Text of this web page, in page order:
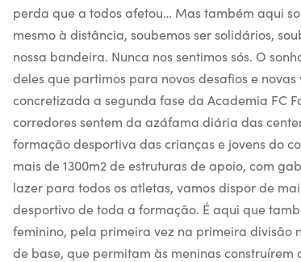
perda que a todos afetou… Mas também aqui
mesmo à distância, soubemos ser solidários,
nossa bandeira. Nunca nos sentimos sós. O
deles que partimos para novos desafios e
concretizada a segunda fase da Academia FC
corredores sentem da azáfama diária das
formação desportiva das crianças e jovens do
mais de 1300m2 de estruturas de apoio, com
lazer para todos os atletas, vamos dispor de
desportivo de toda a formação. É aqui que
feminino, pela primeira vez na primeira divisão
de base, que permitam às meninas